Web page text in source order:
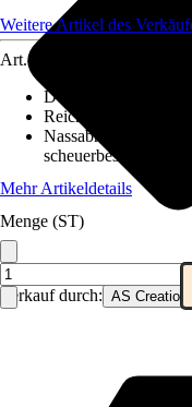
Verkauf durch: AS Creation
Weitere Artikel des
Art.-Nr.
Deckkraft
Reichweite (ca.) bei
scheuerbeständig
Mehr Artikeldetails
Menge (ST)